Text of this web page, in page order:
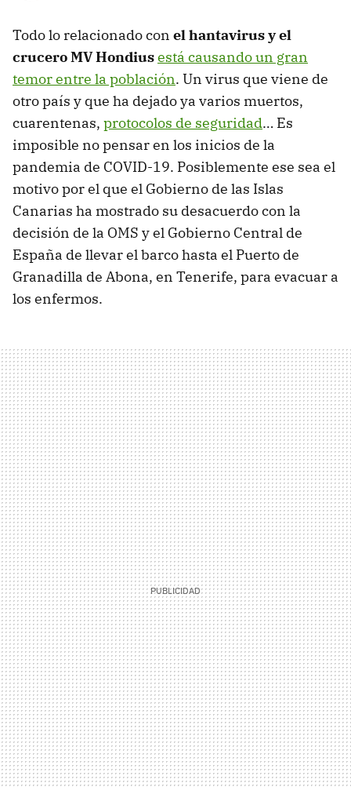
Todo lo relacionado con el hantavirus y el
crucero MV Hondiusestá causando un gran
temor entre la población. Un virus que viene de
otro país y que ha dejado ya varios muertos,
cuarentenas, protocolos de seguridad… Es
imposible no pensar en los inicios de la
pandemia de COVID-19. Posiblemente ese sea el
motivo por el que el Gobierno de las Islas
Canarias ha mostrado su desacuerdo con la
decisión de la OMS y el Gobierno Central de
España de llevar el barco hasta el Puerto de
Granadilla de Abona, en Tenerife, para evacuar a
los enfermos.